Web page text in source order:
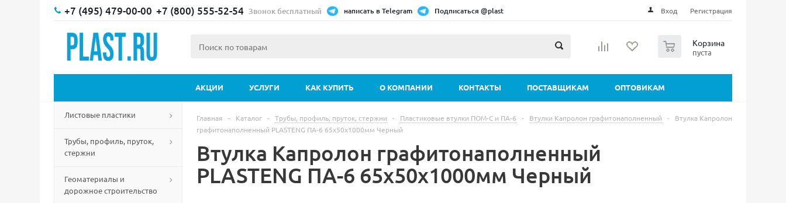
+7 (495) 479-00-00 +7 (800) 555-52-54 Звонок бесплатный написать в Telegram Подписаться @plast Вход Регистрация
Корзина
пуста
АКЦИИ УСЛУГИ КАК КУПИТЬ О КОМПАНИИ КОНТАКТЫ ПОСТАВЩИКАМ ОПТОВИКАМ
Листовые пластики
Трубы, профиль, пруток,
стержни
Геоматериалы и
дорожное строительство
Главная - Каталог - Трубы, профиль, пруток, стержни - Пластиковые втулки ПОМ-С и ПА-6 - Втулки Капролон графитонаполненный -
Втулка Капролон
графитонаполненный PLASTENG ПА-6 65х50х1000мм Черный
Втулка Капролон графитонаполненный
PLASTENG ПА-6 65х50х1000мм Черный